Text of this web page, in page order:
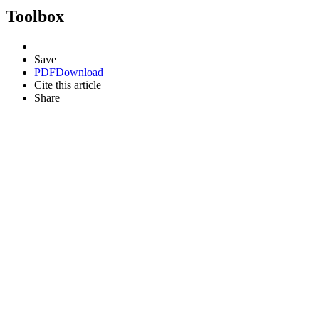
Toolbox
Save
PDFDownload
Cite this article
Share